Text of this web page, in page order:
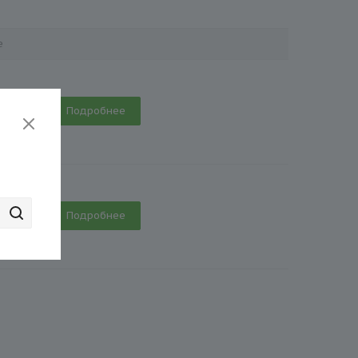
Подробнее
(1) Подробнее